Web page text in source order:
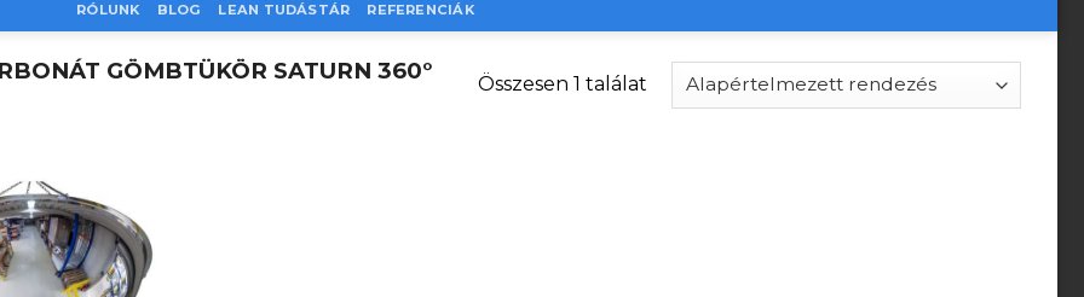
RÓLUNK BLOG LEAN TUDÁSTÁR REFERENCIÁK
GÖMBTÜKÖR SATURN 360°
Összesen 1 találat